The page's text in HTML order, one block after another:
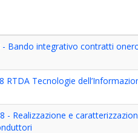
Bando integrativo contratti
RTDA Tecnologie
- Realizzazione e